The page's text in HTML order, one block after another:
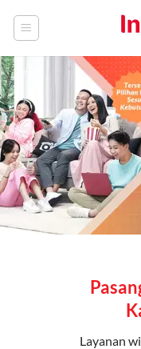
Layanan